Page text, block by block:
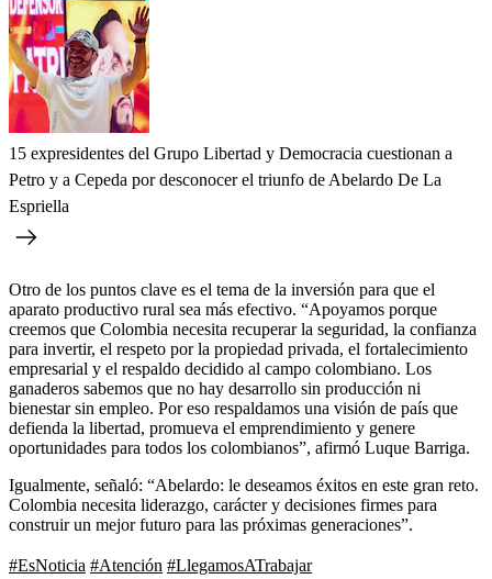
15 expresidentes del Grupo Libertad y Democracia cuestionan a
Petro y a Cepeda por desconocer el triunfo de Abelardo De La
Espriella
Otro de los puntos clave es el tema de la inversión para que el
aparato productivo rural sea más efectivo. “Apoyamos porque
creemos que Colombia necesita recuperar la seguridad, la confianza
para invertir, el respeto por la propiedad privada, el fortalecimiento
empresarial y el respaldo decidido al campo colombiano. Los
ganaderos sabemos que no hay desarrollo sin producción ni
bienestar sin empleo. Por eso respaldamos una visión de país que
defienda la libertad, promueva el emprendimiento y genere
oportunidades para todos los colombianos”, afirmó Luque Barriga.
Igualmente, señaló: “Abelardo: le deseamos éxitos en este gran reto.
Colombia necesita liderazgo, carácter y decisiones firmes para
construir un mejor futuro para las próximas generaciones”.
#EsNoticia #Atención #LlegamosATrabajar